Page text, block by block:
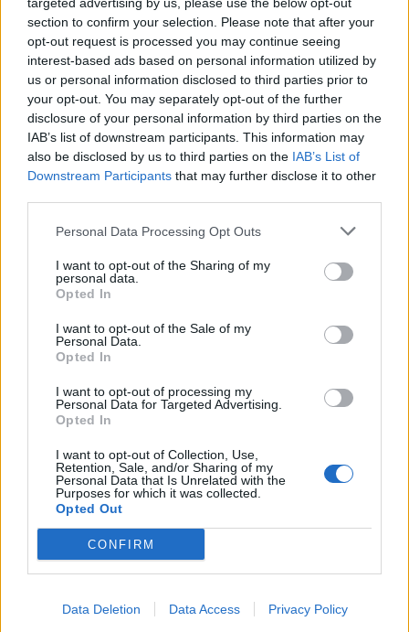
section to confirm your selection. Please note that after your
opt-out request is processed you may continue seeing
interest-based ads based on personal information utilized by
us or personal information disclosed to third parties prior to
your opt-out. You may separately opt-out of the further
disclosure of your personal information by third parties on the
IAB’s list of downstream participants. This information may
also be disclosed by us to third parties on the IAB’s List of
Downstream Participants that may further disclose it to other
Personal Data Processing Opt Outs
I want to opt-out of the Sharing of my
personal data.
Opted In
I want to opt-out of the Sale of my
Personal Data.
Opted In
I want to opt-out of processing my
Personal Data for Targeted Advertising.
Opted In
I want to opt-out of Collection, Use,
Retention, Sale, and/or Sharing of my
Personal Data that Is Unrelated with the
Purposes for which it was collected.
Opted Out
CONFIRM
Data Deletion Data Access Privacy Policy
Når båten er helt ren, skal vi hente frem
dybden i fargen. Her må du velge produkt
etter tilstanden på båten:
Matt og oksidert? Bruk rubbing. Dette
inneholder slipemidler som fjerner riper
og oksidering. For veldig matte båter
anbefales en ikke-flytende rubbing og
maskin med ullpad.
God stand? Da holder det med en polish
for å friske opp fargen og gi høy glans.
Tips: Jobb på områder på ca. 1 m² og tørk